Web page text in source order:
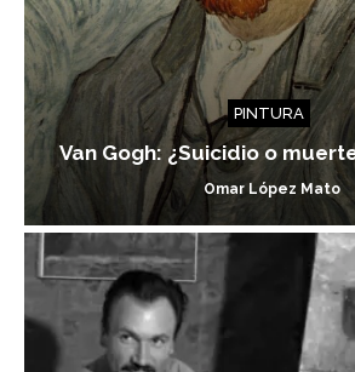
PINTURA
Van Gogh: ¿Suicidio o
Omar López Mato